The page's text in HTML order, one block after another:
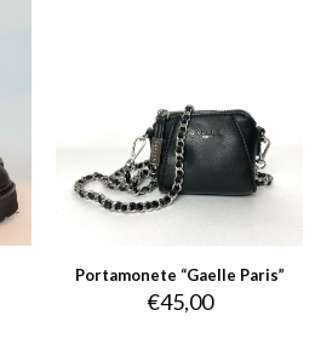
Portamonete “Gaelle Paris”
€45,00